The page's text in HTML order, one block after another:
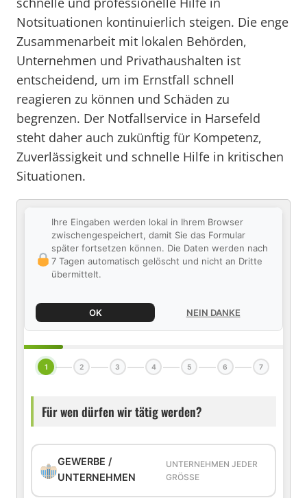
Notsituationen kontinuierlich steigen. Die enge
Zusammenarbeit mit lokalen Behörden,
Unternehmen und Privathaushalten ist
entscheidend, um im Ernstfall schnell
reagieren zu können und Schäden zu
begrenzen. Der Notfallservice in Harsefeld
steht daher auch zukünftig für Kompetenz,
Zuverlässigkeit und schnelle Hilfe in kritischen
Situationen.
Ihre Eingaben werden lokal in Ihrem Browser
zwischengespeichert, damit Sie das Formular
später fortsetzen können. Die Daten werden nach
7 Tagen automatisch gelöscht und nicht an Dritte
übermittelt.
OK NEIN DANKE
1 2 3 4 5 6 7
Für wen dürfen wir tätig werden?
GEWERBE /
UNTERNEHMEN
UNTERNEHMEN JEDER
GRÖSSE